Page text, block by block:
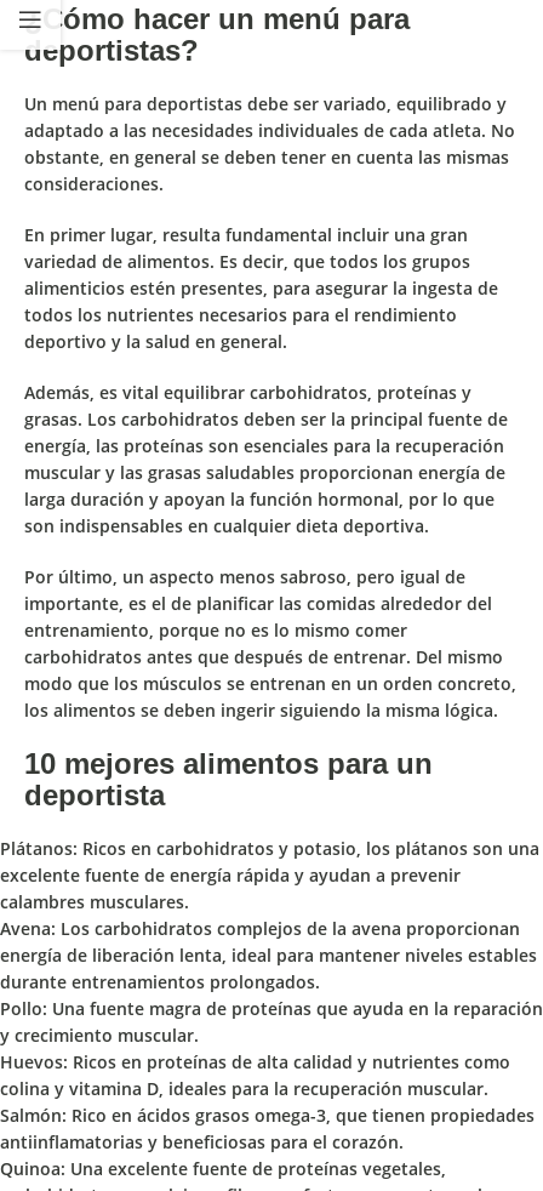
¿Cómo hacer un menú para
deportistas?
Un menú para deportistas debe ser variado, equilibrado y
adaptado a las necesidades individuales de cada atleta. No
obstante, en general se deben tener en cuenta las mismas
consideraciones.
En primer lugar, resulta fundamental incluir una gran
variedad de alimentos. Es decir, que todos los grupos
alimenticios estén presentes, para asegurar la ingesta de
todos los nutrientes necesarios para el rendimiento
deportivo y la salud en general.
Además, es vital equilibrar carbohidratos, proteínas y
grasas. Los carbohidratos deben ser la principal fuente de
energía, las proteínas son esenciales para la recuperación
muscular y las grasas saludables proporcionan energía de
larga duración y apoyan la función hormonal, por lo que
son indispensables en cualquier dieta deportiva.
Por último, un aspecto menos sabroso, pero igual de
importante, es el de planificar las comidas alrededor del
entrenamiento, porque no es lo mismo comer
carbohidratos antes que después de entrenar. Del mismo
modo que los músculos se entrenan en un orden concreto,
los alimentos se deben ingerir siguiendo la misma lógica.
10 mejores alimentos para un
deportista
Plátanos: Ricos en carbohidratos y potasio, los plátanos son una
excelente fuente de energía rápida y ayudan a prevenir
calambres musculares.
Avena: Los carbohidratos complejos de la avena proporcionan
energía de liberación lenta, ideal para mantener niveles estables
durante entrenamientos prolongados.
Pollo: Una fuente magra de proteínas que ayuda en la reparación
y crecimiento muscular.
Huevos: Ricos en proteínas de alta calidad y nutrientes como
colina y vitamina D, ideales para la recuperación muscular.
Salmón: Rico en ácidos grasos omega-3, que tienen propiedades
antiinflamatorias y beneficiosas para el corazón.
Quinoa: Una excelente fuente de proteínas vegetales,